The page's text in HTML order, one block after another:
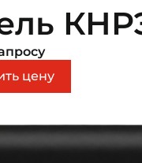
цену